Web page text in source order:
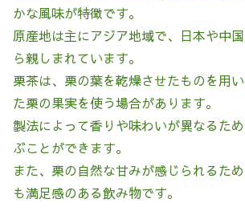
かな風味が特徴です。
原産地は主にアジア地域で、日本や中
ら親しまれています。
栗茶は、栗の葉を乾燥させたものを用
た栗の果実を使う場合があります。
製法によって香りや味わいが異なるた
ぶことができます。
また、栗の自然な甘みが感じられるた
も満足感のある飲み物です。